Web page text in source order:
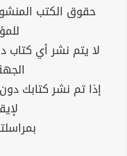
حقوق الكتب
لا يتم نشر أي
إذا تم نشر كتابك